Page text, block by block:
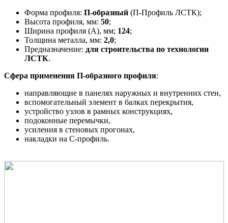
Форма профиля: П-образный (П-Профиль ЛСТК);
Высота профиля, мм: 50;
Ширина профиля (A), мм; 124;
Толщина металла, мм: 2,0;
Предназначение: для строительства по технологии
ЛСТК.
Сфера применения П-образного профиля:
направляющие в панелях наружных и внутренних стен,
вспомогательный элемент в балках перекрытия,
устройство узлов в рамных конструкциях,
подоконные перемычки,
усиления в стеновых прогонах,
накладки на С-профиль.